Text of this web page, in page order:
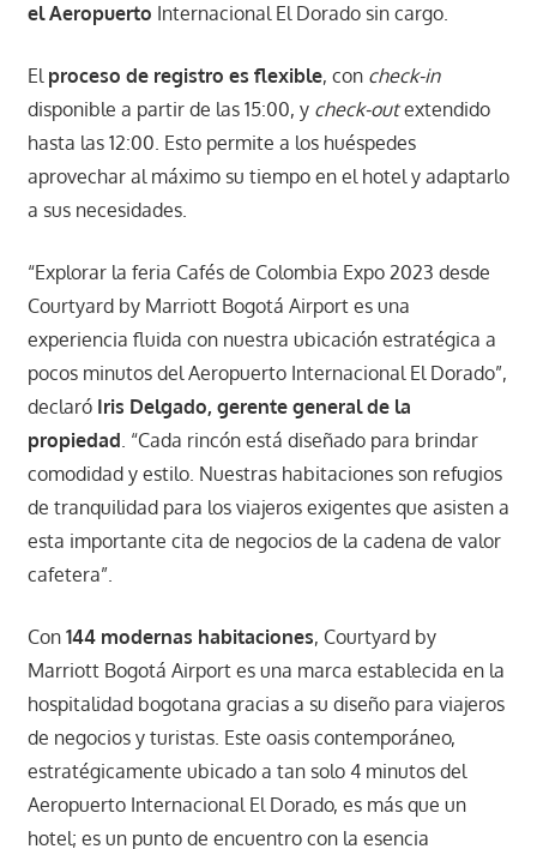
el Aeropuerto Internacional El Dorado sin cargo.
El proceso de registro es flexible, con check-in
disponible a partir de las 15:00, y check-outextendido
hasta las 12:00. Esto permite a los huéspedes
aprovechar al máximo su tiempo en el hotel y adaptarlo
a sus necesidades.
“Explorar la feria Cafés de Colombia Expo 2023 desde
Courtyard by Marriott Bogotá Airport es una
experiencia fluida con nuestra ubicación estratégica a
pocos minutos del Aeropuerto Internacional El Dorado”,
declaró Iris Delgado, gerente general de la
propiedad. “Cada rincón está diseñado para brindar
comodidad y estilo. Nuestras habitaciones son refugios
de tranquilidad para los viajeros exigentes que asisten a
esta importante cita de negocios de la cadena de valor
cafetera”.
Con 144 modernas habitaciones, Courtyard by
Marriott Bogotá Airport es una marca establecida en la
hospitalidad bogotana gracias a su diseño para viajeros
de negocios y turistas. Este oasis contemporáneo,
estratégicamente ubicado a tan solo 4 minutos del
Aeropuerto Internacional El Dorado, es más que un
hotel; es un punto de encuentro con la esencia